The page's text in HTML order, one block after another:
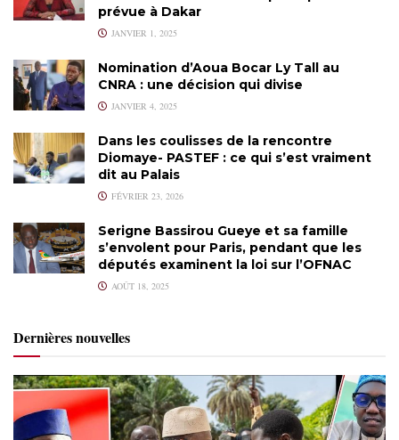
prévue à Dakar
JANVIER 1, 2025
Nomination d’Aoua Bocar Ly Tall au
CNRA : une décision qui divise
JANVIER 4, 2025
Dans les coulisses de la rencontre
Diomaye- PASTEF : ce qui s’est vraiment
dit au Palais
FÉVRIER 23, 2026
Serigne Bassirou Gueye et sa famille
s’envolent pour Paris, pendant que les
députés examinent la loi sur l’OFNAC
AOÛT 18, 2025
Dernières nouvelles